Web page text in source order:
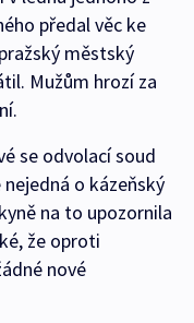
předal věc ke
městský
Mužům hrozí za
se odvolací soud
o kázeňský
na to upozornila
že oproti
nové